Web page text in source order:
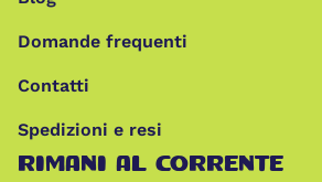
Domande frequenti
Contatti
Spedizioni e resi
RIMANI AL CORRENTE